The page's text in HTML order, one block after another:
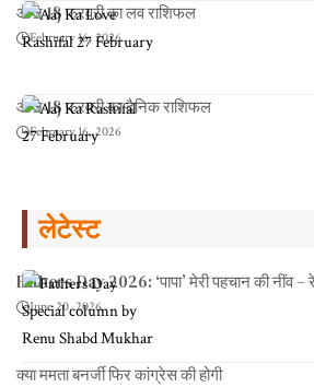
आज 18 फरवरी का लव राशिफल
February 16, 2026
आज 18 फरवरी का दैनिक राशिफल
February 16, 2026
लेटेस्ट
Fathers Day 2026: ‘पापा’ मेरी पहचान की नींव
June 20, 2026
क्या ममता बनर्जी फिर कांग्रेस की होगी